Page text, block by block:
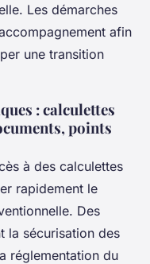
Les démarches
afin
une transition
: calculettes
points
à des calculettes
rapidement le
Des
la sécurisation des
réglementation du